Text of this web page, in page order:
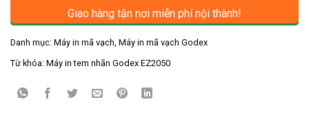
Giao hàng tận nơi miễn phí nội thành!
Danh mục: Máy in mã vạch, Máy in mã vạch Godex
Từ khóa: Máy in tem nhãn Godex EZ2050